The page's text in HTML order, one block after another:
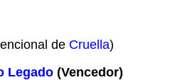
de Cruella)
Legado (Vencedor)